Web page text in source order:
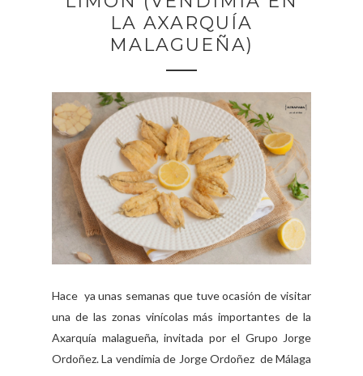
LA AXARQUÍA
MALAGUEÑA)
Hace ya unas semanas que tuve ocasión de visitar
una de las zonas vinícolas más importantes de la
Axarquía malagueña, invitada por el Grupo Jorge
Ordoñez. La vendimia de Jorge Ordoñez de Málaga